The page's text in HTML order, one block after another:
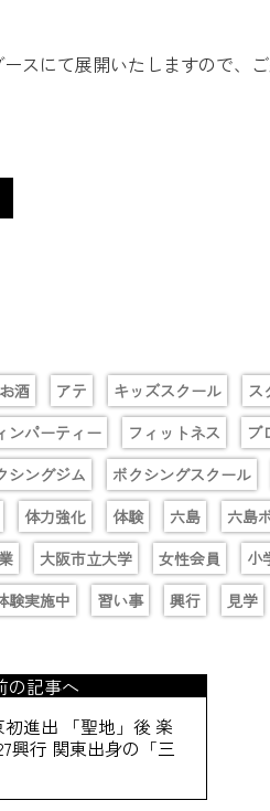
スにて展開いたしますので、
お酒 アテ キッズスクール ス
ンパーティー フィットネス プ
シングジム ボクシングスクール
体力強化 体験 六島 六島
大阪市立大学 女性会員 小
験実施中 習い事 興行 見学
の記事へ
進出 「聖地」後 楽
興行 関東出身の「三